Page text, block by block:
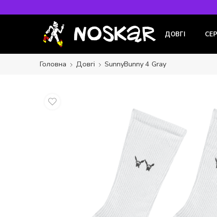
ДОВГІ
Головна Довгі SunnyBunny 4 Gray